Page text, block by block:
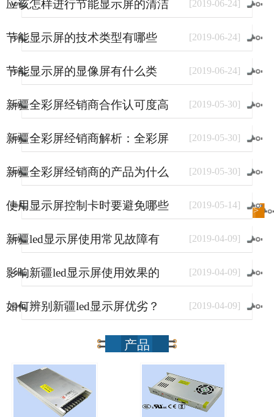
应该怎样进行节能显示屏的清洁
和保养
[2019-06-24]
节能显示屏的技术类型有哪些 [2019-06-24]
节能显示屏的显像屏有什么类
型？
[2019-06-24]
新疆全彩屏经销商合作认可度高
的原因
[2019-05-30]
新疆全彩屏经销商解析：全彩屏
使用量大幅上涨的原因
[2019-05-30]
新疆全彩屏经销商的产品为什么
销量好？
[2019-05-30]
使用显示屏控制卡时要避免哪些
事情？
[2019-05-14]
新疆led显示屏使用常见故障有
哪些？
[2019-04-09]
影响新疆led显示屏使用效果的
因素有哪些？
[2019-04-09]
如何辨别新疆led显示屏优劣？ [2019-04-09]
进入新闻 频道>>
产品